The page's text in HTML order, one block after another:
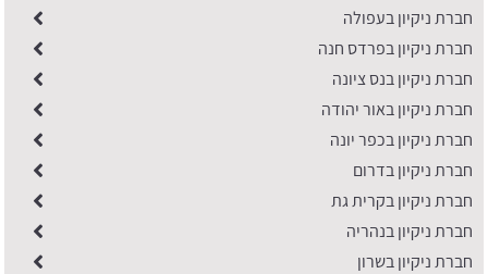
חברת ניקיון בעפולה
חברת ניקיון בפרדס חנה
חברת ניקיון בנס ציונה
חברת ניקיון באור יהודה
חברת ניקיון בכפר יונה
​חברת ניקיון בדרום
חברת ניקיון בקרית גת
חברת ניקיון בנהריה
חברת ניקיון בשרון